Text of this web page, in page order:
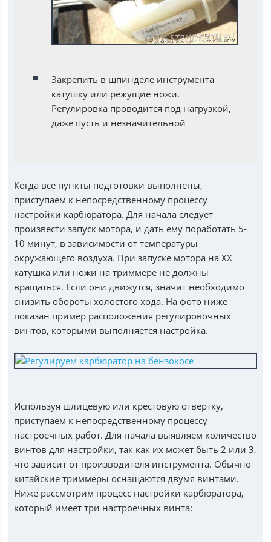
Закрепить в шпинделе инструмента
катушку или режущие ножи.
Регулировка проводится под нагрузкой,
даже пусть и незначительной
Когда все пункты подготовки выполнены,
приступаем к непосредственному процессу
настройки карбюратора. Для начала следует
произвести запуск мотора, и дать ему поработать 5-
10 минут, в зависимости от температуры
окружающего воздуха. При запуске мотора на ХХ
катушка или ножи на триммере не должны
вращаться. Если они движутся, значит необходимо
снизить обороты холостого хода. На фото ниже
показан пример расположения регулировочных
винтов, которыми выполняется настройка.
Используя шлицевую или крестовую отвертку,
приступаем к непосредственному процессу
настроечных работ. Для начала выявляем количество
винтов для настройки, так как их может быть 2 или 3,
что зависит от производителя инструмента. Обычно
китайские триммеры оснащаются двумя винтами.
Ниже рассмотрим процесс настройки карбюратора,
который имеет три настроечных винта: